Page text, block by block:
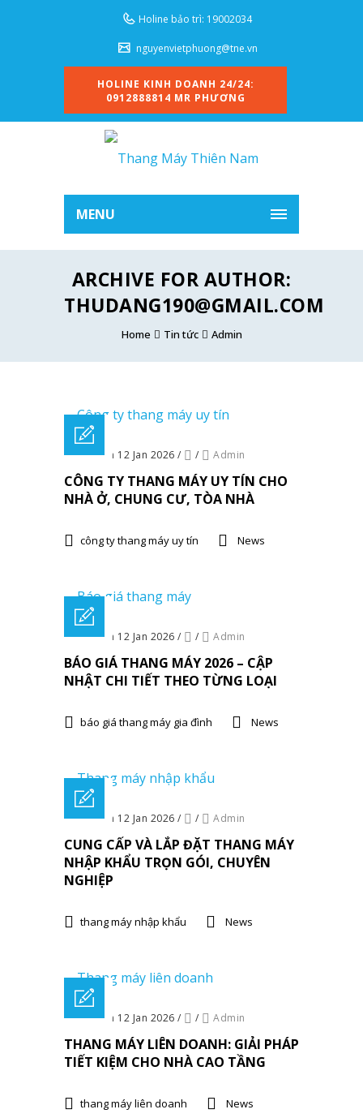
Holine bảo trì: 19002034
nguyenvietphuong@tne.vn
HOLINE KINH DOANH 24/24:
0912888814 MR PHƯƠNG
MENU
ARCHIVE FOR AUTHOR:
THUDANG190@GMAIL.COM
Home Tin tức Admin
Posted on 12 Jan 2026 / / Admin
CÔNG TY THANG MÁY UY TÍN CHO
NHÀ Ở, CHUNG CƯ, TÒA NHÀ
công ty thang máy uy tín News
Posted on 12 Jan 2026 / / Admin
BÁO GIÁ THANG MÁY 2026 – CẬP
NHẬT CHI TIẾT THEO TỪNG LOẠI
báo giá thang máy gia đình News
Posted on 12 Jan 2026 / / Admin
CUNG CẤP VÀ LẮP ĐẶT THANG MÁY
NHẬP KHẨU TRỌN GÓI, CHUYÊN
NGHIỆP
thang máy nhập khẩu News
Posted on 12 Jan 2026 / / Admin
THANG MÁY LIÊN DOANH: GIẢI PHÁP
TIẾT KIỆM CHO NHÀ CAO TẦNG
thang máy liên doanh News